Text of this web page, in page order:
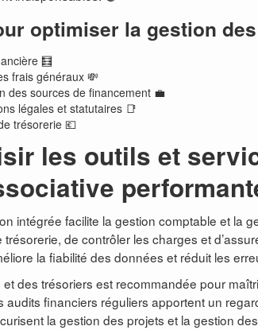
optimiser la gestion
🧮
frais généraux 💸
des sources de financement 💼
légales et statutaires 📑
trésorerie 💶
les outils et
intégrée facilite la gestion comptable et la
de contrôler les charges et
la fiabilité des données et réduit les
des trésoriers est recommandée pour
audits financiers réguliers apportent un
la gestion des projets et la gestion